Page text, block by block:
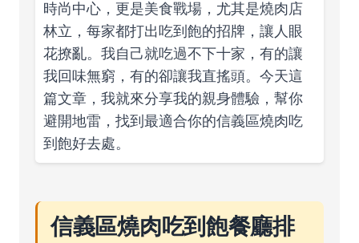
時尚中心，更是美食戰場，尤其是燒肉店
林立，每家都打出吃到飽的招牌，讓人眼
花撩亂。我自己就吃過不下十家，有的讓
我回味無窮，有的卻讓我直搖頭。今天這
篇文章，我就來分享我的親身體驗，幫你
避開地雷，找到最適合你的信義區燒肉吃
到飽好去處。
信義區燒肉吃到飽餐廳排